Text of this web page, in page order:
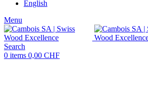
English
Menu
Search
0 items 0,00 CHF